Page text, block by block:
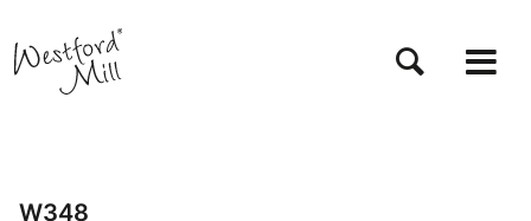
contenuto
principale
W348